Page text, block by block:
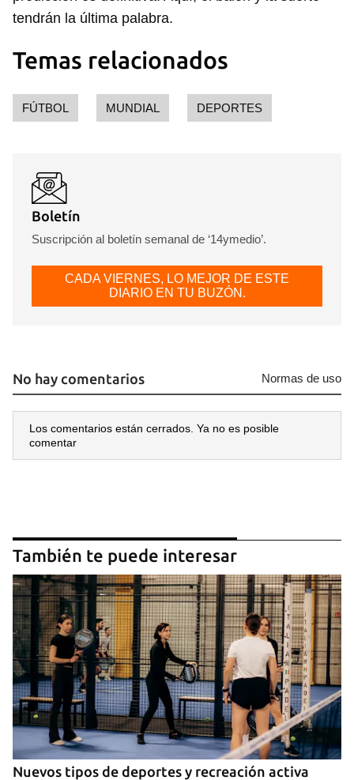
tendrán la última palabra.
Temas relacionados
FÚTBOL MUNDIAL DEPORTES
Boletín
Suscripción al boletín semanal de ‘14ymedio’.
CADA VIERNES, LO MEJOR DE ESTE
DIARIO EN TU BUZÓN.
No hay comentarios Normas de uso
Los comentarios están cerrados. Ya no es posible
comentar
También te puede interesar
Nuevos tipos de deportes y recreación activa